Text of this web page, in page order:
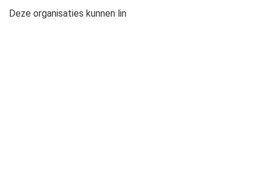
Deze organisaties kunnen lin